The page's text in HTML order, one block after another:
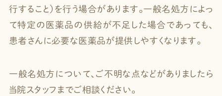
行すること）を行う場合があります。一般名処方によっ
て特定の医薬品の供給が不足した場合であっても、
患者さんに必要な医薬品が提供しやすくなります。
一般名処方について、ご不明な点などがありましたら
当院スタッフまでご相談ください。